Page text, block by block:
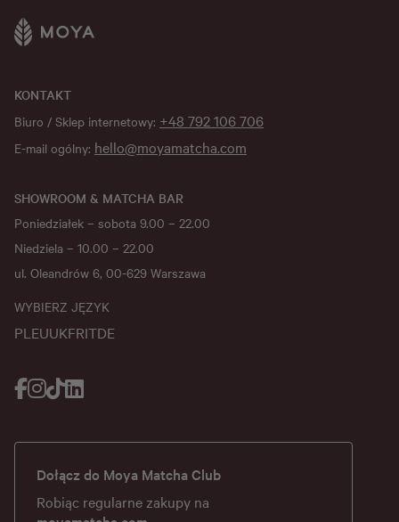
KONTAKT
Biuro / Sklep internetowy: +48 792 106 706
E-mail ogólny: hello@moyamatcha.com
SHOWROOM & MATCHA BAR
Poniedziałek – sobota 9.00 – 22.00
Niedziela – 10.00 – 22.00
ul. Oleandrów 6, 00-629 Warszawa
WYBIERZ JĘZYK
PL EUUKFRITDE
Dołącz do Moya Matcha Club
Robiąc regularne zakupy na